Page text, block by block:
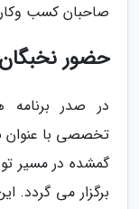
صاحبان کسب وکار
حضور
تخصصی با عنوان
گمشده در مسیر
برگزار می گردد.